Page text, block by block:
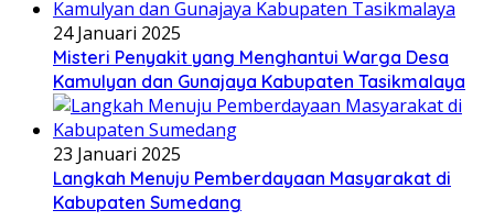
24 Januari 2025
Misteri Penyakit yang Menghantui Warga Desa
Kamulyan dan Gunajaya Kabupaten Tasikmalaya
23 Januari 2025
Langkah Menuju Pemberdayaan Masyarakat di
Kabupaten Sumedang